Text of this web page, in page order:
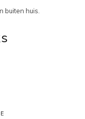
buiten huis.